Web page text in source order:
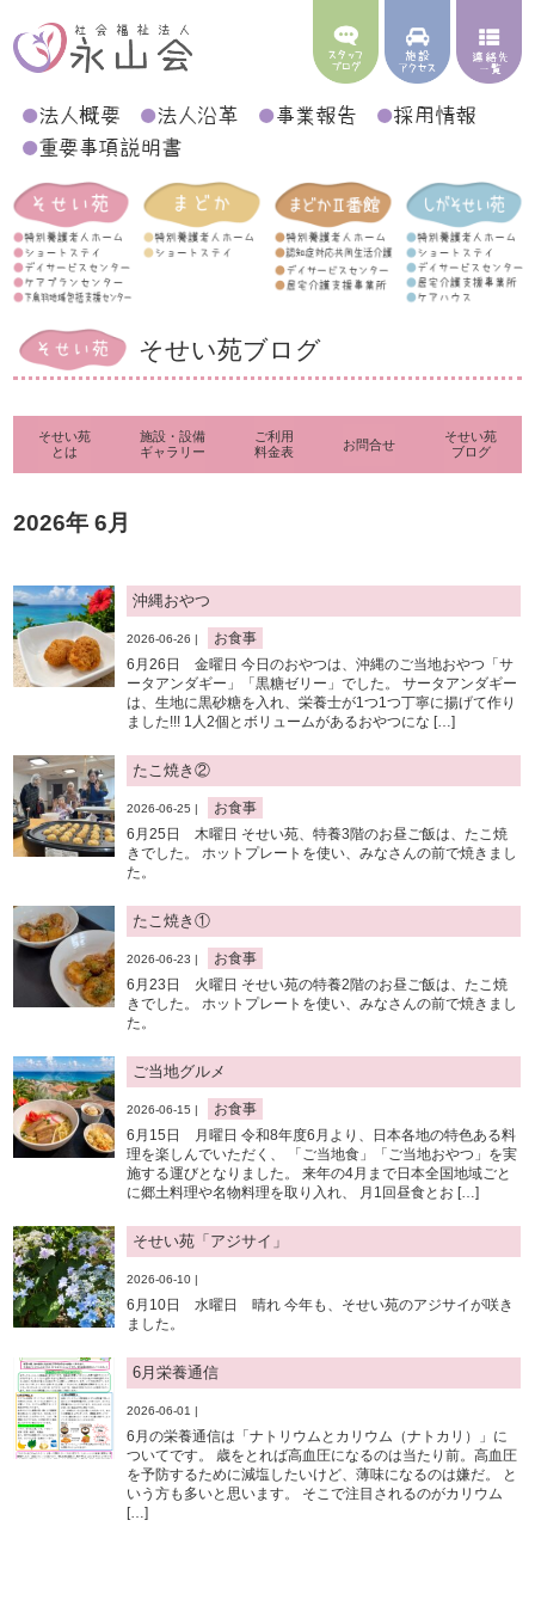
そせい苑ブログ
そせい苑
とは
施設・設備
ギャラリー
ご利用
料金表
お問合せ
そせい苑
ブログ
2026年 6月
沖縄おやつ
2026-06-26 |
お食事
6月26日 金曜日 今日のおやつは、沖縄のご当地おやつ「サ
ータアンダギー」「黒糖ゼリー」でした。 サータアンダギー
は、生地に黒砂糖を入れ、栄養士が1つ1つ丁寧に揚げて作り
ました!!! 1人2個とボリュームがあるおやつにな […]
たこ焼き②
2026-06-25 |
お食事
6月25日 木曜日 そせい苑、特養3階のお昼ご飯は、たこ焼
きでした。 ホットプレートを使い、みなさんの前で焼きまし
た。
たこ焼き①
2026-06-23 |
お食事
6月23日 火曜日 そせい苑の特養2階のお昼ご飯は、たこ焼
きでした。 ホットプレートを使い、みなさんの前で焼きまし
た。
ご当地グルメ
2026-06-15 |
お食事
6月15日 月曜日 令和8年度6月より、日本各地の特色ある料
理を楽しんでいただく、 「ご当地食」「ご当地おやつ」を実
施する運びとなりました。 来年の4月まで日本全国地域ごと
に郷土料理や名物料理を取り入れ、 月1回昼食とお […]
そせい苑「アジサイ」
2026-06-10 |
6月10日 水曜日 晴れ 今年も、そせい苑のアジサイが咲き
ました。
6月栄養通信
2026-06-01 |
6月の栄養通信は「ナトリウムとカリウム（ナトカリ）」に
ついてです。 歳をとれば高血圧になるのは当たり前。高血圧
を予防するために減塩したいけど、薄味になるのは嫌だ。 と
いう方も多いと思います。 そこで注目されるのがカリウム
[…]